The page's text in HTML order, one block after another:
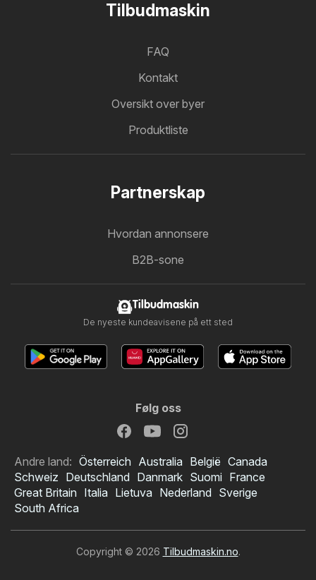
Tilbudmaskin
FAQ
Kontakt
Oversikt over byer
Produktliste
Partnerskap
Hvordan annonsere
B2B-sone
Tilbudmaskin
De nyeste kundeavisene på ett sted
Følg oss
Andre land: Österreich Australia België Canada
Schweiz Deutschland Danmark Suomi France
Great Britain Italia Lietuva Nederland Sverige
South Africa
Copyright © 2026 Tilbudmaskin.no.